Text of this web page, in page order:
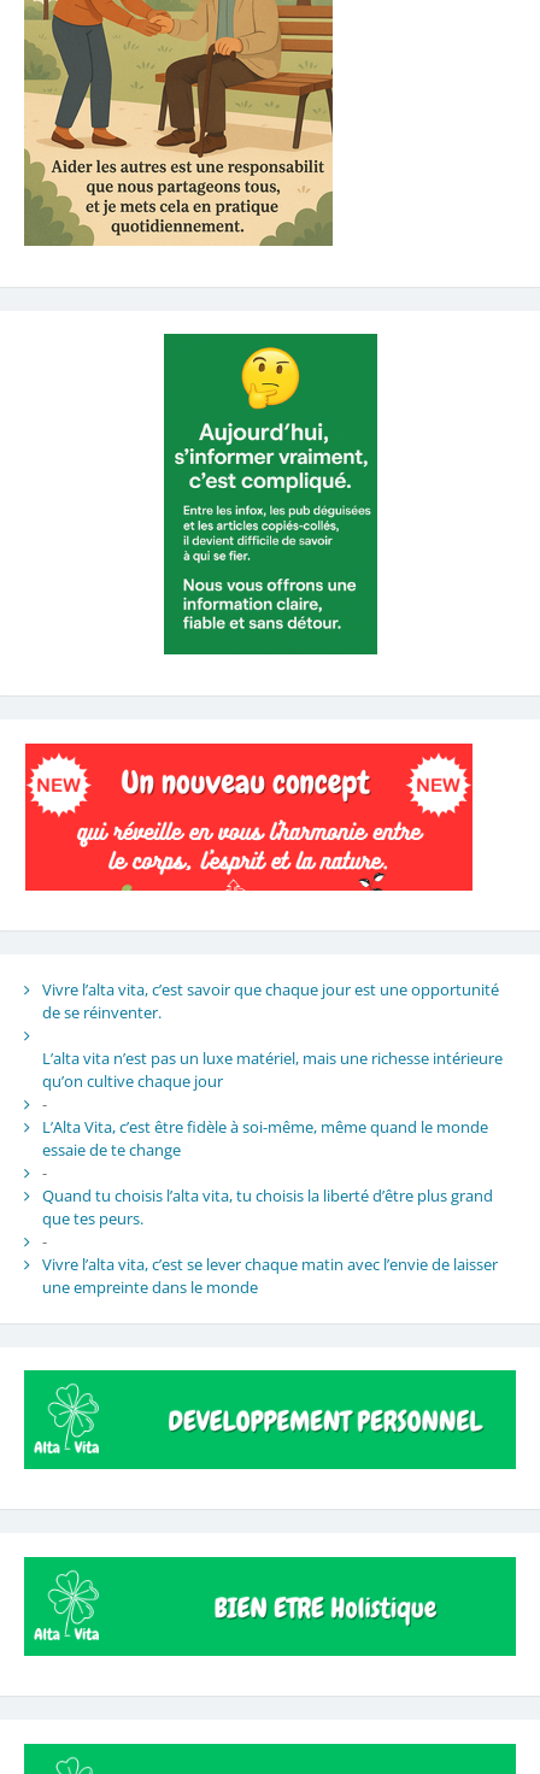
Vivre l’alta vita, c’est savoir que chaque jour est une opportunité
de se réinventer.
L’alta vita n’est pas un luxe matériel, mais une richesse intérieure
qu’on cultive chaque jour
-
L’Alta Vita, c’est être fidèle à soi-même, même quand le monde
essaie de te change
-
Quand tu choisis l’alta vita, tu choisis la liberté d’être plus grand
que tes peurs.
-
Vivre l’alta vita, c’est se lever chaque matin avec l’envie de laisser
une empreinte dans le monde